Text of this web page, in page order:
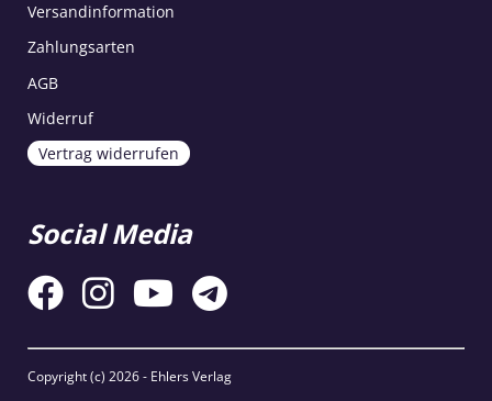
Versandinformation
Zahlungsarten
AGB
Widerruf
Vertrag widerrufen
Social Media
Copyright (c) 2026 - Ehlers Verlag